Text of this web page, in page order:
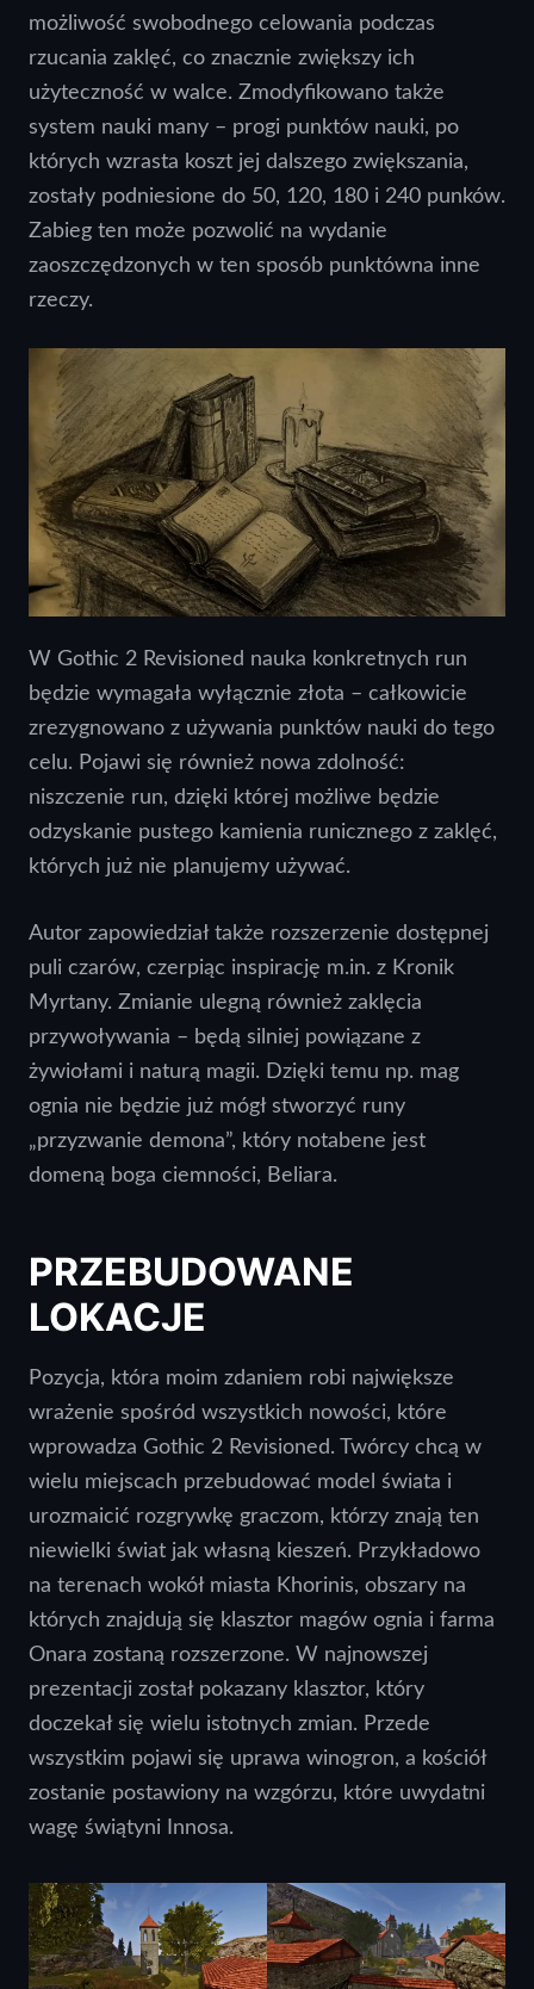
możliwość swobodnego celowania podczas
rzucania zaklęć, co znacznie zwiększy ich
użyteczność w walce. Zmodyfikowano także
system nauki many – progi punktów nauki, po
których wzrasta koszt jej dalszego zwiększania,
zostały podniesione do 50, 120, 180 i 240 punków.
Zabieg ten może pozwolić na wydanie
zaoszczędzonych w ten sposób punktówna inne
rzeczy.
W Gothic 2 Revisioned nauka konkretnych run
będzie wymagała wyłącznie złota – całkowicie
zrezygnowano z używania punktów nauki do tego
celu. Pojawi się również nowa zdolność:
niszczenie run, dzięki której możliwe będzie
odzyskanie pustego kamienia runicznego z zaklęć,
których już nie planujemy używać.
Autor zapowiedział także rozszerzenie dostępnej
puli czarów, czerpiąc inspirację m.in. z Kronik
Myrtany. Zmianie ulegną również zaklęcia
przywoływania – będą silniej powiązane z
żywiołami i naturą magii. Dzięki temu np. mag
ognia nie będzie już mógł stworzyć runy
„przyzwanie demona”, który notabene jest
domeną boga ciemności, Beliara.
PRZEBUDOWANE
LOKACJE
Pozycja, która moim zdaniem robi największe
wrażenie spośród wszystkich nowości, które
wprowadza Gothic 2 Revisioned. Twórcy chcą w
wielu miejscach przebudować model świata i
urozmaicić rozgrywkę graczom, którzy znają ten
niewielki świat jak własną kieszeń. Przykładowo
na terenach wokół miasta Khorinis, obszary na
których znajdują się klasztor magów ognia i farma
Onara zostaną rozszerzone. W najnowszej
prezentacji został pokazany klasztor, który
doczekał się wielu istotnych zmian. Przede
wszystkim pojawi się uprawa winogron, a kościół
zostanie postawiony na wzgórzu, które uwydatni
wagę świątyni Innosa.